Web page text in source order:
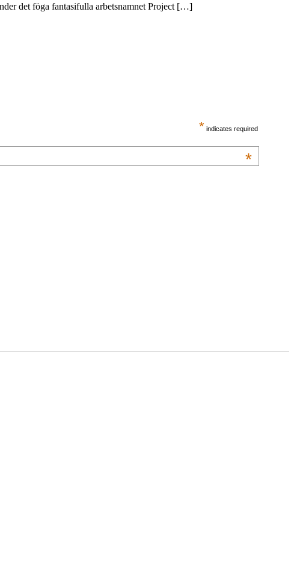
det föga fantasifulla arbetsnamnet Project […]
* indicates required
*